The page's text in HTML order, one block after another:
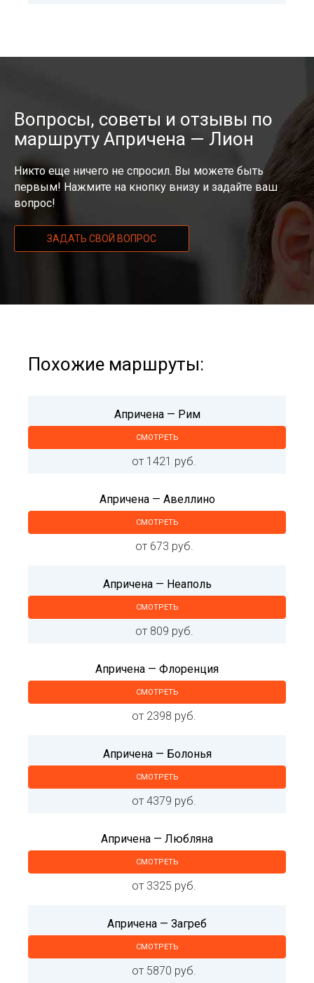
Вопросы, советы и отзывы по
маршруту Апричена — Лион
Никто еще ничего не спросил. Вы можете быть
первым! Нажмите на кнопку внизу и задайте ваш
вопрос!
ЗАДАТЬ СВОЙ ВОПРОС
Похожие маршруты:
Апричена — Рим
СМОТРЕТЬ
от 1421 руб.
Апричена — Авеллино
СМОТРЕТЬ
от 673 руб.
Апричена — Неаполь
СМОТРЕТЬ
от 809 руб.
Апричена — Флоренция
СМОТРЕТЬ
от 2398 руб.
Апричена — Болонья
СМОТРЕТЬ
от 4379 руб.
Апричена — Любляна
СМОТРЕТЬ
от 3325 руб.
Апричена — Загреб
СМОТРЕТЬ
от 5870 руб.